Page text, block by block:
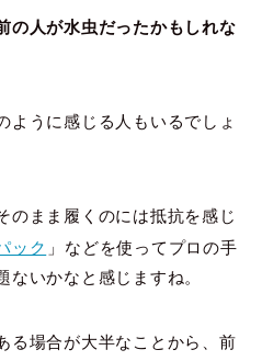
の人が水虫だったかもしれな
ように感じる人もいるでしょ
のまま履くのには抵抗を感じ
ック 」などを使ってプロの手
いかなと感じますね。
る場合が大半なことから、前